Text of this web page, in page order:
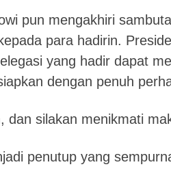
pun mengakhiri
para hadirin.
yang hadir dapat
dengan penuh
dan silakan menikmati
penutup yang